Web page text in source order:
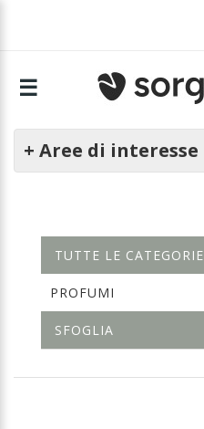
☰
+ Aree di interesse
TUTTE LE CATEGORIE
PROFUMI
SFOGLIA